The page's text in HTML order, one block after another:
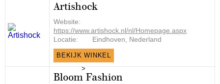
Artishock
Website:
https://www.artishock.nl/nl/Homepage.aspx
Locatie:
Eindhoven, Nederland
BEKIJK WINKEL
>
Bloom Fashion